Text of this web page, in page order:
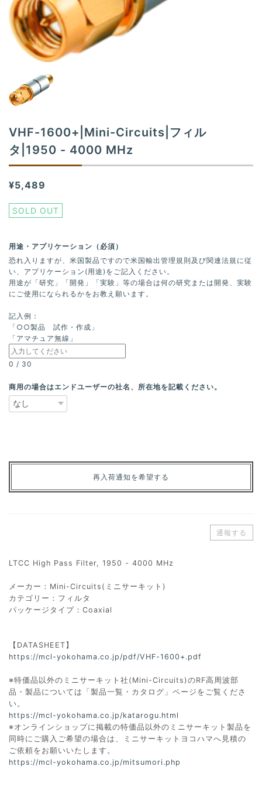
t
i
o
VHF-1600+|Mini-Circuits|フィル
タ|1950 - 4000 MHz
¥5,489
SOLD OUT
用途・アプリケーション（必須）
恐れ入りますが、米国製品ですので米国輸出管理規則及び関連法規に従
い、アプリケーション(用途)をご記入ください。
用途が「研究」「開発」「実験」等の場合は何の研究または開発、実験
にご使用になられるかをお教え願います。
記入例：
「○○製品 試作・作成」
「アマチュア無線」
0 / 30
商用の場合はエンドユーザーの社名、所在地を記載ください。
再入荷通知を希望する
通報する
LTCC High Pass Filter, 1950 - 4000 MHz
メーカー：Mini-Circuits(ミニサーキット)
カテゴリー：フィルタ
パッケージタイプ：Coaxial
【DATASHEET】
https://mcl-yokohama.co.jp/pdf/VHF-1600+.pdf
※特価品以外のミニサーキット社(Mini-Circuits)のRF高周波部
品・製品については「製品一覧・カタログ」ページをご覧くださ
い。
https://mcl-yokohama.co.jp/katarogu.html
※オンラインショップに掲載の特価品以外のミニサーキット製品を
同時にご購入ご希望の場合は、ミニサーキットヨコハマへ見積の
ご依頼をお願いいたします。
https://mcl-yokohama.co.jp/mitsumori.php